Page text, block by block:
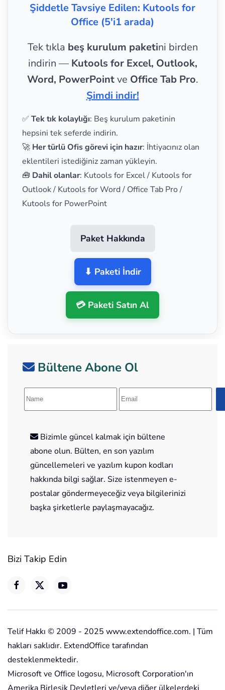
Şiddetle Tavsiye Edilen: Kutools for
Office (5'i1 arada)
Tek tıkla beş kurulum paketini birden
indirin — Kutools for Excel, Outlook,
Word, PowerPointve Office Tab Pro.
Şimdi indir!
✅ Tek tık kolaylığı: Beş kurulum paketinin
hepsini tek seferde indirin.
🚀 Her türlü Ofis görevi için hazır: İhtiyacınız olan
eklentileri istediğiniz zaman yükleyin.
🧰 Dahil olanlar: Kutools for Excel / Kutools for
Outlook / Kutools for Word / Office Tab Pro /
Kutools for PowerPoint
Paket Hakkında
⬇ Paketi İndir
💳 Paketi Satın Al
Bültene Abone Ol
Bizimle güncel kalmak için bültene
abone olun. Bülten, en son yazılım
güncellemeleri ve yazılım kupon kodları
hakkında bilgi sağlar. Size istenmeyen e-
postalar göndermeyeceğiz veya bilgilerinizi
başka şirketlerle paylaşmayacağız.
Bizi Takip Edin
Telif Hakkı © 2009 - 2025 www.extendoffice.com. | Tüm
hakları saklıdır. ExtendOffice tarafından
desteklenmektedir.
Microsoft ve Office logosu, Microsoft Corporation'ın